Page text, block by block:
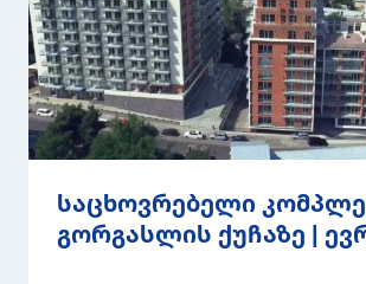
საცხოვრებელი
გორგასლის ქუჩაზე |